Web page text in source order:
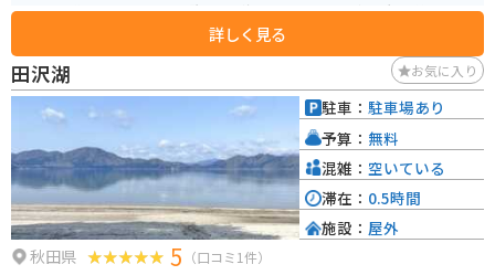
る場合、道の駅周辺には、栗駒山や鳥海ブルーラインなど、景観の美しいワ
インディングロードが多くあります。 また、道の駅には、バイクスタンドや
休憩スペースも完備されているので、ツーリングの拠点としても最適です。
地域の特産品としては、稲庭うどん、比内地鶏、あきたこまちなどが有名で
す。 道の駅おがち小町の郷では、これらの特産品を使った料理や、お土産を
購入することができます。 周辺の見どころとしては、小安峡や、秋の宮温泉
郷などがあります。
詳しく見る
田沢湖 お気に入り
秋田県 5 （口コミ1件）
駐車： 駐車場あり
予算： 無料
混雑： 空いている
滞在： 0.5時間
施設： 屋外